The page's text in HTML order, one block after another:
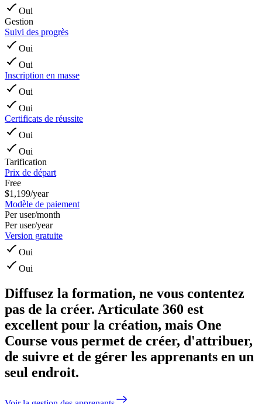
Oui
Gestion
Suivi des progrès
Oui
Oui
Inscription en masse
Oui
Oui
Certificats de réussite
Oui
Oui
Tarification
Prix de départ
Free
$1,199/year
Modèle de paiement
Per user/month
Per user/year
Version gratuite
Oui
Oui
Diffusez la formation, ne vous contentez
pas de la créer. Articulate 360 est
excellent pour la création, mais One
Course vous permet de créer, d'attribuer,
de suivre et de gérer les apprenants en un
seul endroit.